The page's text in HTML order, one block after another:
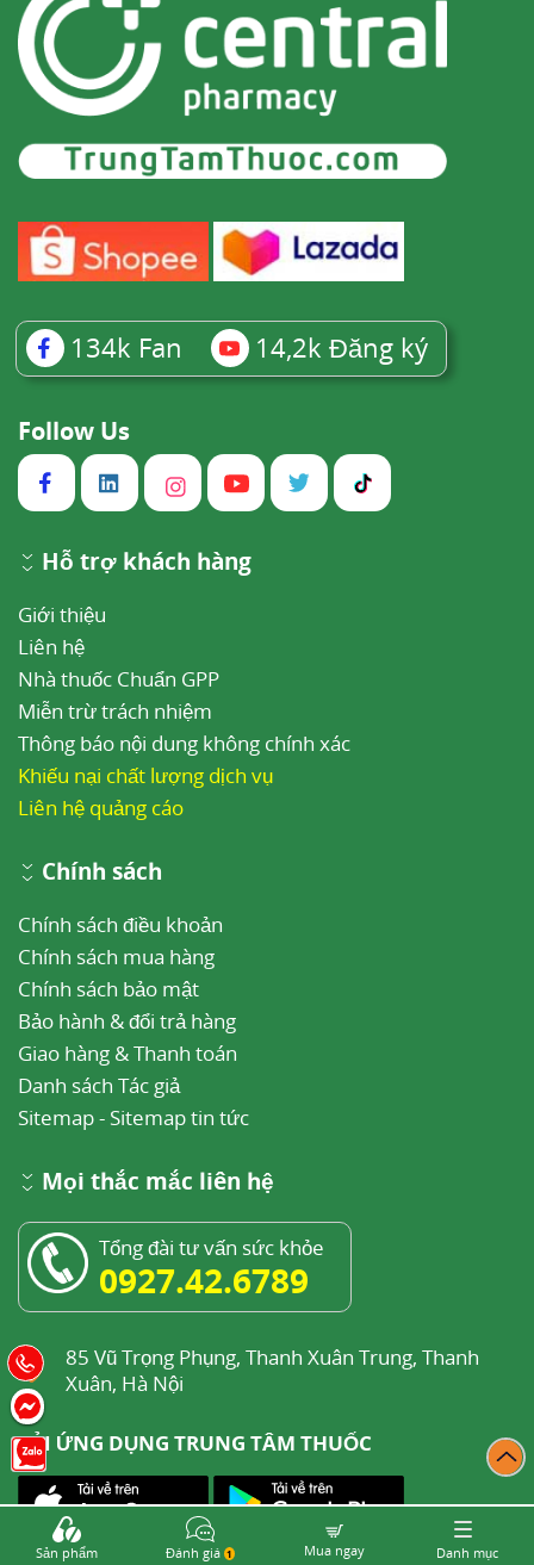
134k Fan 14,2k Đăng ký
Follow Us
Hỗ trợ khách hàng
Giới thiệu
Liên hệ
Nhà thuốc Chuẩn GPP
Miễn trừ trách nhiệm
Thông báo nội dung không chính xác
Khiếu nại chất lượng dịch vụ
Liên hệ quảng cáo
Chính sách
Chính sách điều khoản
Chính sách mua hàng
Chính sách bảo mật
Bảo hành & đổi trả hàng
Giao hàng & Thanh toán
Danh sách Tác giả
Sitemap- Sitemap tin tức
Mọi thắc mắc liên hệ
Tổng đài tư vấn sức khỏe
0927.42.6789
85 Vũ Trọng Phụng, Thanh Xuân Trung, Thanh
Xuân, Hà Nội
TẢI ỨNG DỤNG TRUNG TÂM THUỐC
Sản phẩm Đánh giá 1 Mua ngay Danh mục